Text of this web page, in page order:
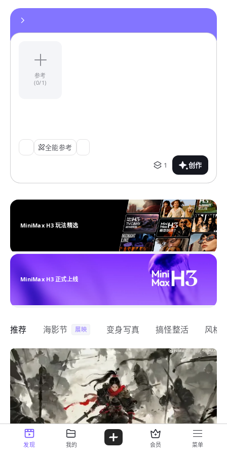
参考
(0/1)
全能参考
1
创作
MiniMax H3 玩法精选
MiniMax H3 正式上线
推荐 海影节 展映 变身写真 搞怪整活 风格
发现 我的 会员 菜单